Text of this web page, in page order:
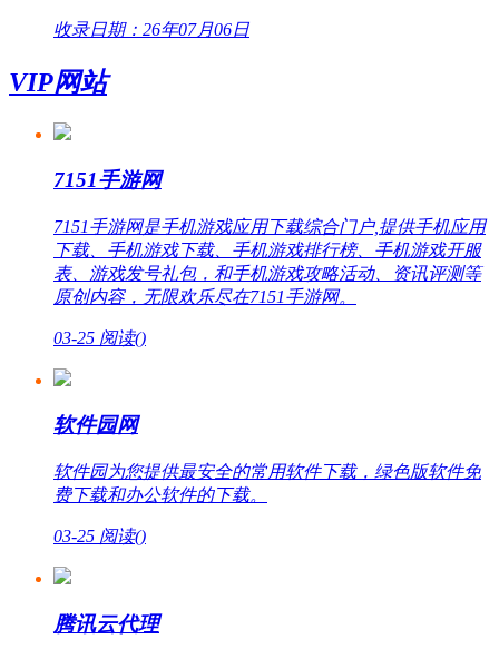
收录日期：26年07月06日
VIP网站
7151手游网
7151手游网是手机游戏应用下载综合门户,提供手机应用
下载、手机游戏下载、手机游戏排行榜、手机游戏开服
表、游戏发号礼包，和手机游戏攻略活动、资讯评测等
原创内容，无限欢乐尽在7151手游网。
03-25 阅读()
软件园网
软件园为您提供最安全的常用软件下载，绿色版软件免
费下载和办公软件的下载。
03-25 阅读()
腾讯云代理